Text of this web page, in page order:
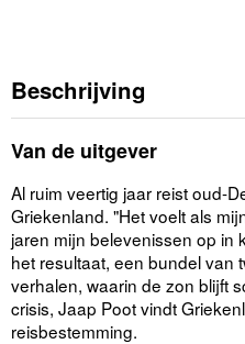
Beschrijving
Van de uitgever
Al ruim veertig jaar reist oud-
Griekenland. "Het voelt als
jaren mijn belevenissen op in
het resultaat, een bundel van
verhalen, waarin de zon blijft
crisis, Jaap Poot vindt
reisbestemming.